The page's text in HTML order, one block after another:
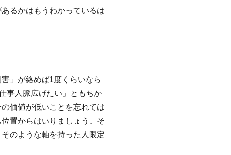
るかはもうわかっているは
」が絡めば1度くらいなら
事人脈広げたい」ともちか
価値が低いことを忘れては
置からはいりましょう。そ
のような軸を持った人限定